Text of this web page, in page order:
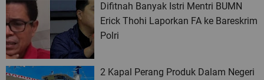
Difitnah Banyak Istri Mentri BUMN
Erick Thohi Laporkan FA ke Bareskrim
Polri
2 Kapal Perang Produk Dalam Negeri